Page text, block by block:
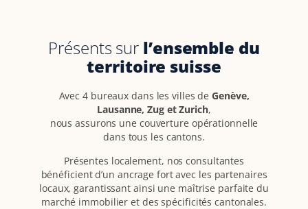
Présents sur l’ensemble du
territoire suisse
Avec 4 bureaux dans les villes deGenève,
Lausanne, Zug et Zurich,
nous assurons une couverture opérationnelle
dans tous les cantons.
Présentes localement, nos consultantes
bénéficient d’un ancrage fort avec les partenaires
locaux, garantissant ainsi une maîtrise parfaite du
marché immobilier et des spécificités cantonales.